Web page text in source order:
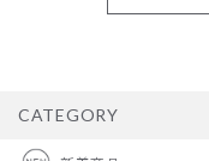
CATEGORY